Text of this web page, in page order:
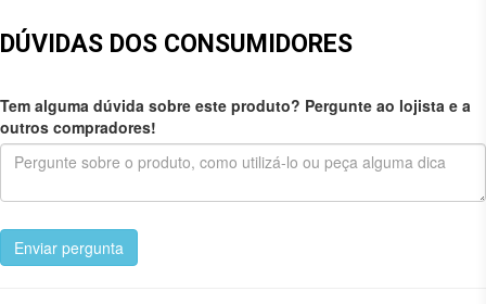
DÚVIDAS DOS CONSUMIDORES
Tem alguma dúvida sobre este produto? Pergunte ao lojista e a
outros compradores!
Enviar pergunta